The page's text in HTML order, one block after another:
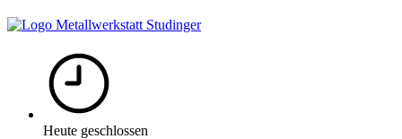
Heute geschlossen